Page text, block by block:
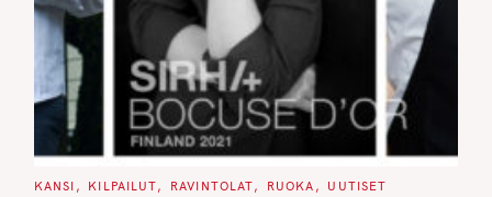
C
KANSI KILPAILUT RAVINTOLAT RUOKA
UUTISET